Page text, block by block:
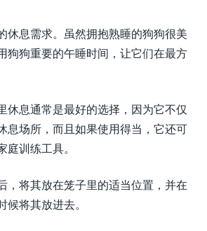
休息需求。虽然拥抱熟睡的狗狗很美
狗狗重要的午睡时间，让它们在最方
休息通常是最好的选择，因为它不仅
息场所，而且如果使用得当，它还可
训练工具。
，将其放在笼子里的适当位置，并在
将其放进去。